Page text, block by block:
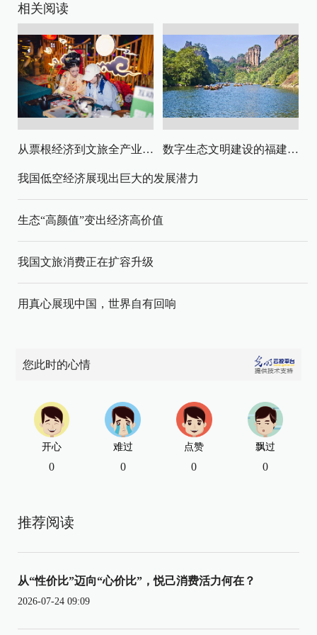
相关阅读
从票根经济到文旅全产业链升级 数字生态文明建设的福建路径与启示
我国低空经济展现出巨大的发展潜力
生态“高颜值”变出经济高价值
我国文旅消费正在扩容升级
用真心展现中国，世界自有回响
您此时的心情
开心
0
难过
0
点赞
0
飘过
0
推荐阅读
从“性价比”迈向“心价比”，悦己消费活力何在？
2026-07-24 09:09